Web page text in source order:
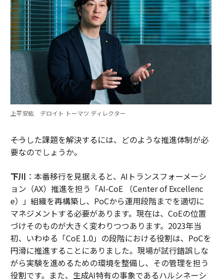
上平安紘 デロイト トーマツ ディレクター
――そうした課題を解決するには、どのような推進体制が必
要なのでしょうか。
下川 ：本番移行を見据えると、AIトランスフォーメーシ
ョン（AX）推進を担う「AI-CoE （Center of Excellenc
e）」組織を再構築し、PoCから運用段階までを適切に
マネジメントする必要があります。現在は、CoEの位置
づけそのものが大きく変わりつつあります。2023年当
初、いわゆる「CoE 1.0」の段階における役割は、PoCを
円滑に推進することにありました。現場が試行錯誤しな
がら実験を進めるための環境を整備し、その管理を担う
役割です。また、生成AI特有の事象であるハルシネーシ